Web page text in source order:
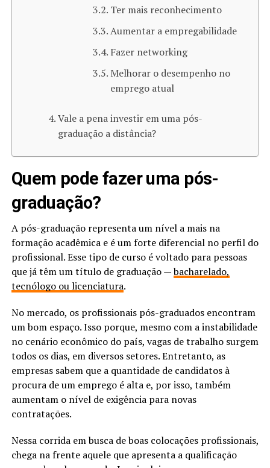
Ter mais reconhecimento
Aumentar a empregabilidade
Fazer networking
Melhorar o desempenho no
emprego atual
Vale a pena investir em uma pós-
graduação a distância?
Quem pode fazer uma pós-
graduação?
A pós-graduação representa um nível a mais na
formação acadêmica e é um forte diferencial no perfil do
profissional. Esse tipo de curso é voltado para pessoas
que já têm um título de graduação —bacharelado,
tecnólogo ou licenciatura.
No mercado, os profissionais pós-graduados encontram
um bom espaço. Isso porque, mesmo com a instabilidade
no cenário econômico do país, vagas de trabalho surgem
todos os dias, em diversos setores. Entretanto, as
empresas sabem que a quantidade de candidatos à
procura de um emprego é alta e, por isso, também
aumentam o nível de exigência para novas
contratações.
Nessa corrida em busca de boas colocações profissionais,
chega na frente aquele que apresenta a qualificação